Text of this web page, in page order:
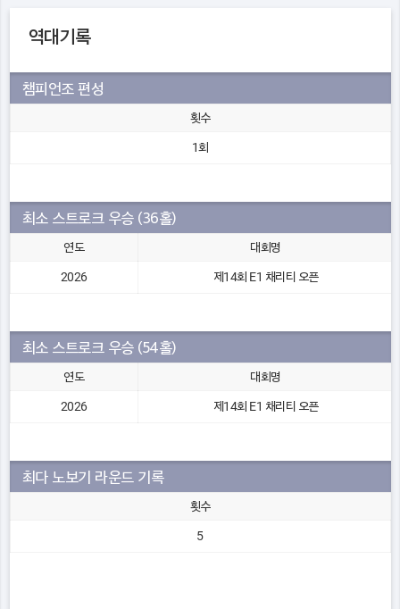
역대기록
챔피언조 편성
횟수
1회
최소 스트로크 우승 (36홀)
연도 대회명
2026 제14회 E1 채리티 오픈
최소 스트로크 우승 (54홀)
연도 대회명
2026 제14회 E1 채리티 오픈
최다 노보기 라운드 기록
횟수
5